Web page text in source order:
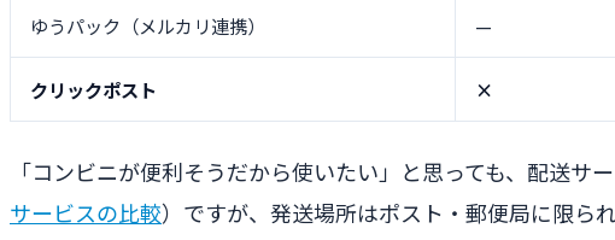
ゆうパック（メルカリ連携） —
クリックポスト ×
「コンビニが便利そうだから使いたい」と思っても、配送
サービスの比較）ですが、発送場所はポスト・郵便局に限られ